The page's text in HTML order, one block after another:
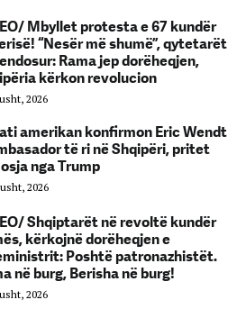
Mbyllet protesta e 67 kundër
“Nesër më shumë”, qytetarët
Rama jep dorëheqjen,
kërkon revolucion
2026
amerikan konfirmon Eric Wendt
të ri në Shqipëri, pritet
nga Trump
2026
Shqiptarët në revoltë kundër
kërkojnë dorëheqjen e
Poshtë patronazhistët.
në burg, Berisha në burg!
2026